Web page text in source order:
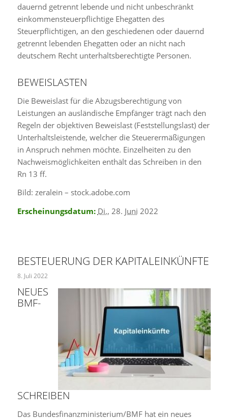
dauernd getrennt lebende und nicht unbeschränkt
einkommensteuerpflichtige Ehegatten des
Steuerpflichtigen, an den geschiedenen oder dauernd
getrennt lebenden Ehegatten oder an nicht nach
deutschem Recht unterhaltsberechtigte Personen.
BEWEISLASTEN
Die Beweislast für die Abzugsberechtigung von
Leistungen an ausländische Empfänger trägt nach den
Regeln der objektiven Beweislast (Feststellungslast) der
Unterhaltsleistende, welcher die Steuerermäßigungen
in Anspruch nehmen möchte. Einzelheiten zu den
Nachweismöglichkeiten enthält das Schreiben in den
Rn 13 ff.
Bild: zeralein – stock.adobe.com
Erscheinungsdatum: Di., 28. Juni 2022
BESTEUERUNG DER KAPITALEINKÜNFTE
8. Juli 2022
NEUES
BMF-
SCHREIBEN
Das Bundesfinanzministerium/BMF hat ein neues